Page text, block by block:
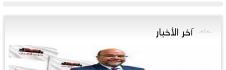
آخر الأخبار